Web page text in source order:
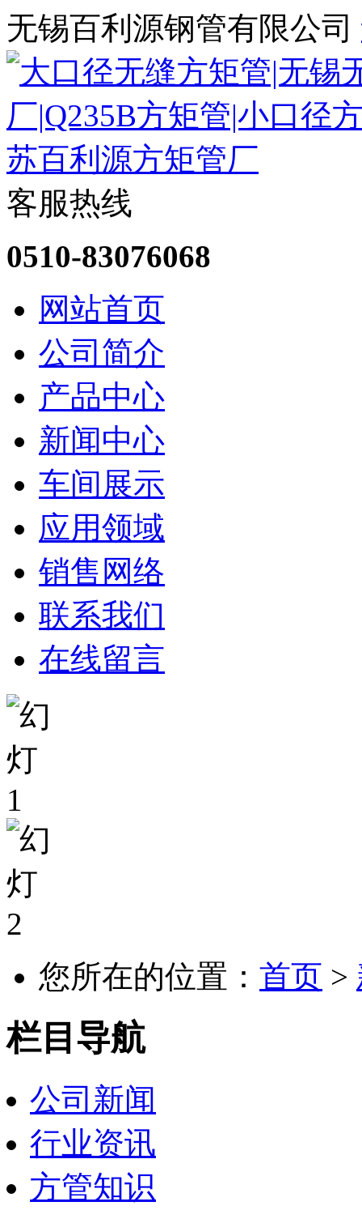
无锡百利源钢管有限公司
客服热线
0510-83076068
网站首页
公司简介
产品中心
新闻中心
车间展示
应用领域
销售网络
联系我们
在线留言
您所在的位置： 首页 >
栏目导航
公司新闻
行业资讯
方管知识